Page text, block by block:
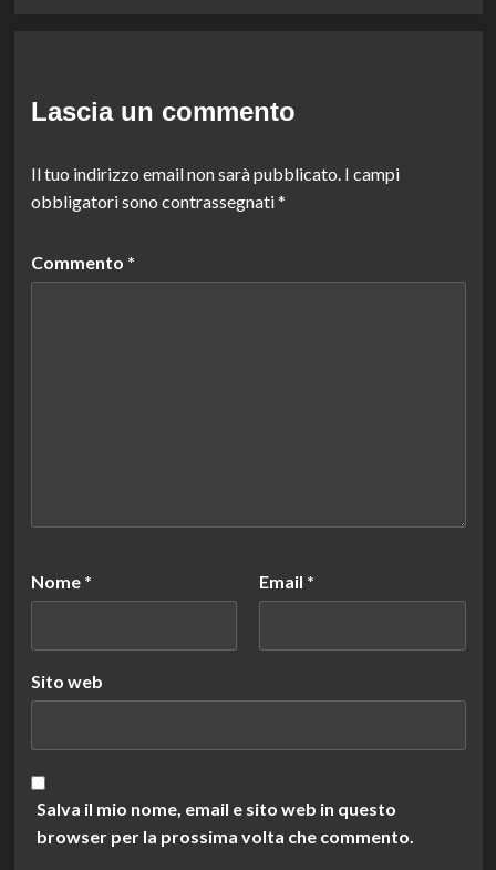
Lascia un commento
Il tuo indirizzo email non sarà pubblicato. I campi
obbligatori sono contrassegnati*
Commento *
Nome * Email *
Sito web
Salva il mio nome, email e sito web in questo
browser per la prossima volta che commento.